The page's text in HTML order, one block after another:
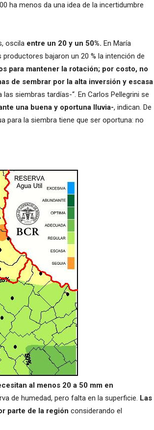
ha menos da una idea de la incertidumbre
oscila entre un 20 y un 50%. En María
bajaron un 20 % la intención de
para mantener la rotación; por costo, no
de sembrar por la alta inversión y escasa
las siembras tardías-“. En Carlos Pellegrini se
una buena y oportuna lluvia-, indican. De
para la siembra tiene que ser oportuna: no
al menos 20 a 50 mm en
de humedad, pero falta en la superficie. Las
parte de la región considerando el